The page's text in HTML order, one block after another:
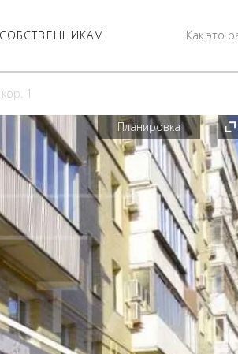
Как это
1
Планировка